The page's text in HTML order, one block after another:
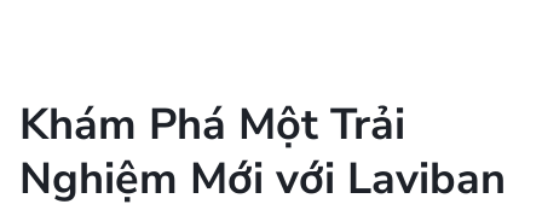
Khám Phá Một Trải
Nghiệm Mới với Laviban